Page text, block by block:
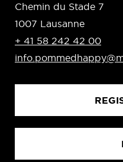
Chemin du Stade 7
1007 Lausanne
+ 41 58 242 42 00